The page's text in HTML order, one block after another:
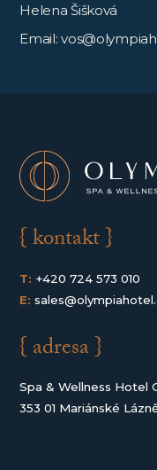
Helena Šišková
Email:
{ kontakt }
T: +420 724 573 010
E:
{ adresa }
Spa & Wellness Hotel
353 01 Mariánské